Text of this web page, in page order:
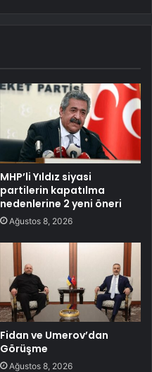
MHP’li Yıldız siyasi
partilerin kapatılma
nedenlerine 2 yeni öneri
Ağustos 8, 2026
Fidan ve Umerov’dan
Görüşme
Ağustos 8, 2026